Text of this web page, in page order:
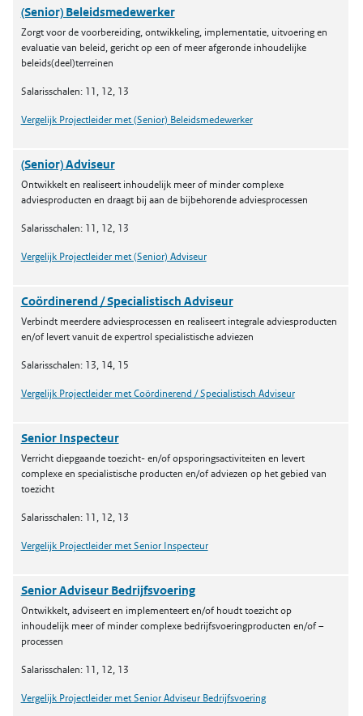
(Senior) Beleidsmedewerker
Zorgt voor de voorbereiding, ontwikkeling, implementatie, uitvoering en
evaluatie van beleid, gericht op een of meer afgeronde inhoudelijke
beleids(deel)terreinen
Salarisschalen: 11, 12, 13
Vergelijk Projectleider met (Senior) Beleidsmedewerker
(Senior) Adviseur
Ontwikkelt en realiseert inhoudelijk meer of minder complexe
adviesproducten en draagt bij aan de bijbehorende adviesprocessen
Salarisschalen: 11, 12, 13
Vergelijk Projectleider met (Senior) Adviseur
Coördinerend / Specialistisch Adviseur
Verbindt meerdere adviesprocessen en realiseert integrale adviesproducten
en/of levert vanuit de expertrol specialistische adviezen
Salarisschalen: 13, 14, 15
Vergelijk Projectleider met Coördinerend / Specialistisch Adviseur
Senior Inspecteur
Verricht diepgaande toezicht- en/of opsporingsactiviteiten en levert
complexe en specialistische producten en/of adviezen op het gebied van
toezicht
Salarisschalen: 11, 12, 13
Vergelijk Projectleider met Senior Inspecteur
Senior Adviseur Bedrijfsvoering
Ontwikkelt, adviseert en implementeert en/of houdt toezicht op
inhoudelijk meer of minder complexe bedrijfsvoeringproducten en/of –
processen
Salarisschalen: 11, 12, 13
Vergelijk Projectleider met Senior Adviseur Bedrijfsvoering